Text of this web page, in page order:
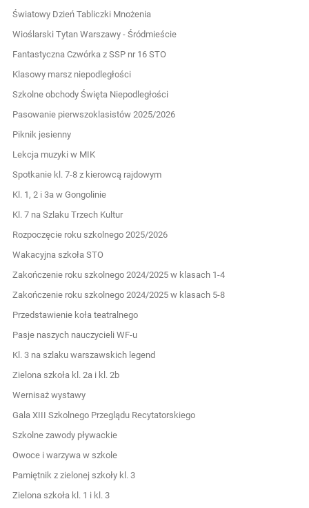
Światowy Dzień Tabliczki Mnożenia
Wioślarski Tytan Warszawy - Śródmieście
Fantastyczna Czwórka z SSP nr 16 STO
Klasowy marsz niepodległości
Szkolne obchody Święta Niepodległości
Pasowanie pierwszoklasistów 2025/2026
Piknik jesienny
Lekcja muzyki w MIK
Spotkanie kl. 7-8 z kierowcą rajdowym
Kl. 1, 2 i 3a w Gongolinie
Kl. 7 na Szlaku Trzech Kultur
Rozpoczęcie roku szkolnego 2025/2026
Wakacyjna szkoła STO
Zakończenie roku szkolnego 2024/2025 w klasach 1-4
Zakończenie roku szkolnego 2024/2025 w klasach 5-8
Przedstawienie koła teatralnego
Pasje naszych nauczycieli WF-u
Kl. 3 na szlaku warszawskich legend
Zielona szkoła kl. 2a i kl. 2b
Wernisaż wystawy
Gala XIII Szkolnego Przeglądu Recytatorskiego
Szkolne zawody pływackie
Owoce i warzywa w szkole
Pamiętnik z zielonej szkoły kl. 3
Zielona szkoła kl. 1 i kl. 3